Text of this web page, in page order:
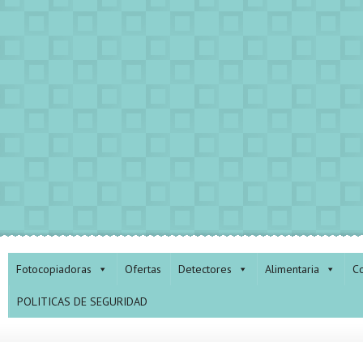
Fotocopiadoras Ofertas Detectores Alimentaria
POLITICAS DE SEGURIDAD